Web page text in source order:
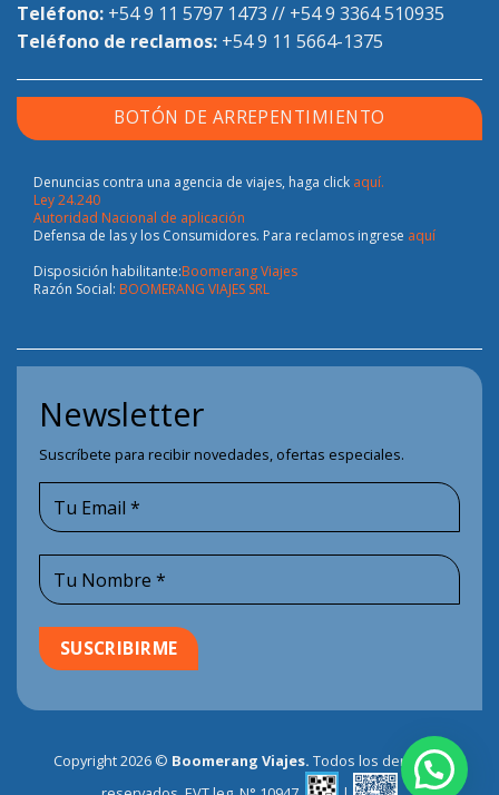
Teléfono: +54 9 11 5797 1473 // +54 9 3364 510935
Teléfono de reclamos: +54 9 11 5664-1375
BOTÓN DE ARREPENTIMIENTO
Denuncias contra una agencia de viajes, haga click aquí.
Ley 24.240
Autoridad Nacional de aplicación
Defensa de las y los Consumidores. Para reclamos ingrese aquí
Disposición habilitante:Boomerang Viajes
Razón Social: BOOMERANG VIAJES SRL
Newsletter
Suscríbete para recibir novedades, ofertas especiales.
Copyright 2026 © Boomerang Viajes. Todos los derechos